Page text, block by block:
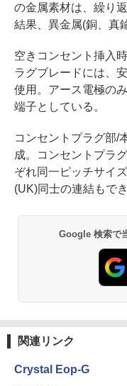
の金属素材は、繰り
結果、異金属(銅、真
空きコンセント挿入
ラグブレードには、
使用。アース電極の
端子としている。
コンセントプラグ部/
成。コンセントプラ
ぞれ同一ピッチサイ
(UK)同士の連結もでき
Google 検索で
関連リンク
Crystal Eop-G